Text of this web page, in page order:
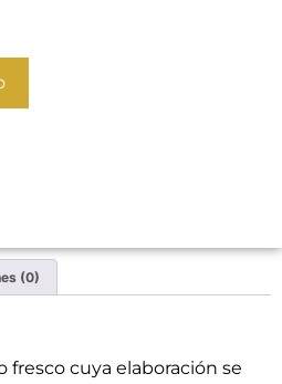
(0)
fresco cuya elaboración se